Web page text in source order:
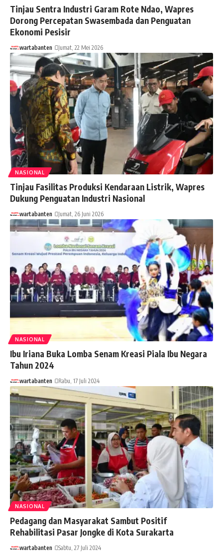
Tinjau Sentra Industri Garam Rote Ndao, Wapres
Dorong Percepatan Swasembada dan Penguatan
Ekonomi Pesisir
wartabanten Jumat, 22 Mei 2026
NASIONAL
Tinjau Fasilitas Produksi Kendaraan Listrik, Wapres
Dukung Penguatan Industri Nasional
wartabanten Jumat, 26 Juni 2026
NASIONAL
Ibu Iriana Buka Lomba Senam Kreasi Piala Ibu Negara
Tahun 2024
wartabanten Rabu, 17 Juli 2024
NASIONAL
Pedagang dan Masyarakat Sambut Positif
Rehabilitasi Pasar Jongke di Kota Surakarta
wartabanten Sabtu, 27 Juli 2024